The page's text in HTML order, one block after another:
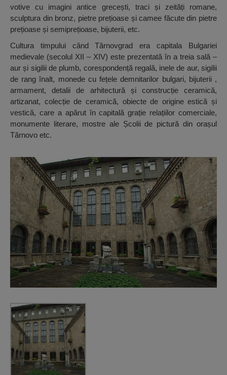
votive cu imagini antice grecești, traci și zeități romane,
sculptura din bronz, pietre prețioase și camee făcute din pietre
prețioase și semiprețioase, bijuterii, etc.
Cultura timpului când Tărnovgrad era capitala Bulgariei
medievale (secolul XII – XIV) este prezentată în a treia sală –
aur și sigilii de plumb, corespondență regală, inele de aur, sigilii
de rang înalt, monede cu fețele demnitarilor bulgari, bijuterii ,
armament, detalii de arhitectură și construcție ceramică,
artizanat, colecție de ceramică, obiecte de origine estică și
vestică, care a apărut în capitală grație relațiilor comerciale,
monumente literare, mostre ale Școlii de pictură din orașul
Tărnovo etc.